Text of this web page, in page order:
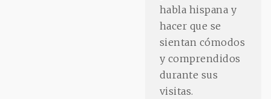
habla hispana y
hacer que se
sientan cómodos
y comprendidos
durante sus
visitas.